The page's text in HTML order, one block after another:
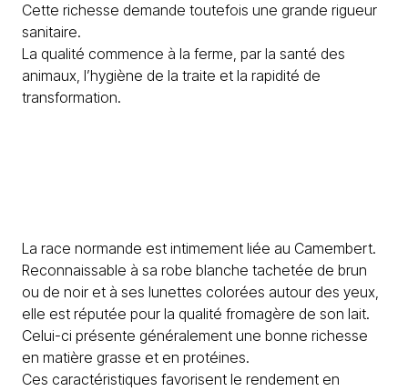
Cette richesse demande toutefois une grande rigueur
sanitaire.
La qualité commence à la ferme, par la santé des
animaux, l’hygiène de la traite et la rapidité de
transformation.
La race normande est intimement liée au Camembert.
Reconnaissable à sa robe blanche tachetée de brun
ou de noir et à ses lunettes colorées autour des yeux,
elle est réputée pour la qualité fromagère de son lait.
Celui-ci présente généralement une bonne richesse
en matière grasse et en protéines.
Ces caractéristiques favorisent le rendement en